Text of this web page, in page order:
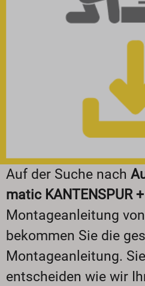
Auf der Suche nach
matic KANTENSPUR
Montageanleitung
bekommen Sie die
Montageanleitung.
entscheiden wie wir